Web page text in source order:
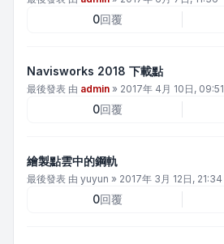
0回覆
Navisworks 2018 下載點
最後發表 由 admin » 2017年 4月 10日, 09:51
0回覆
繪製點雲中的鋼軌
最後發表 由 yuyun » 2017年 3月 12日, 21:34
0回覆